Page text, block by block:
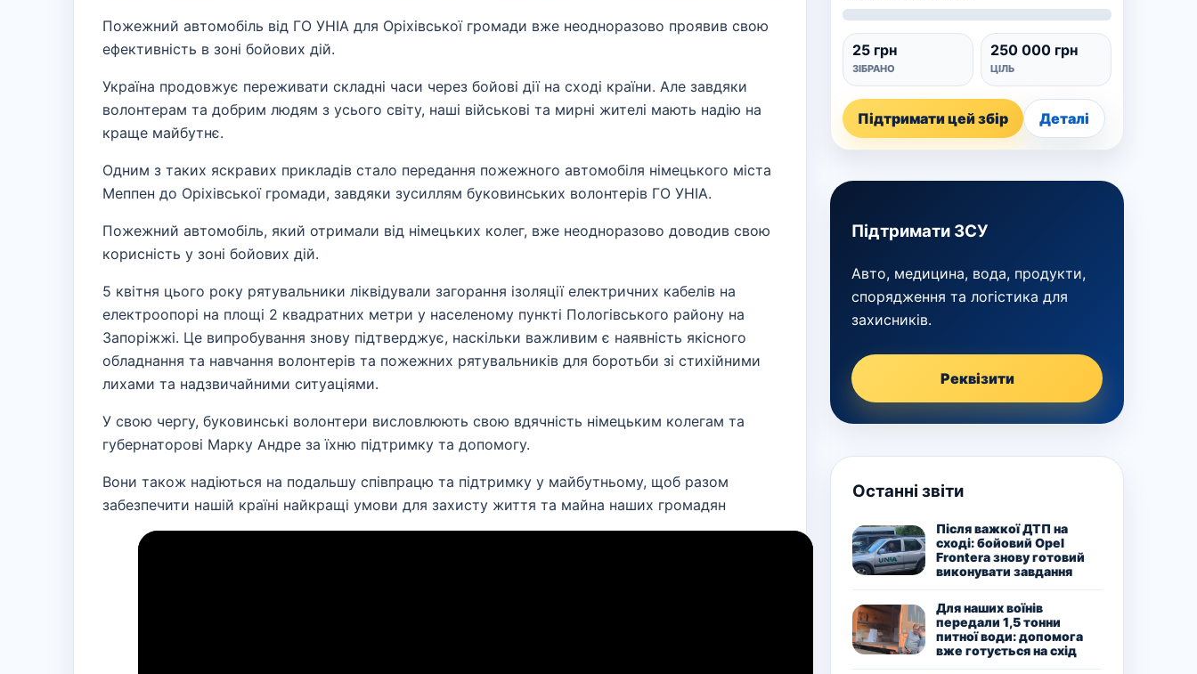
Пожежний автомобіль від ГО УНІА для Оріхівської громади вже неодноразово проявив свою
ефективність в зоні бойових дій.
Україна продовжує переживати складні часи через бойові дії на сході країни. Але завдяки
волонтерам та добрим людям з усього світу, наші військові та мирні жителі мають надію на
краще майбутнє.
Одним з таких яскравих прикладів стало передання пожежного автомобіля німецького міста
Меппен до Оріхівської громади, завдяки зусиллям буковинських волонтерів ГО УНІА.
Пожежний автомобіль, який отримали від німецьких колег, вже неодноразово доводив свою
корисність у зоні бойових дій.
5 квітня цього року рятувальники ліквідували загорання ізоляції електричних кабелів на
електроопорі на площі 2 квадратних метри у населеному пункті Пологівського району на
Запоріжжі. Це випробування знову підтверджує, наскільки важливим є наявність якісного
обладнання та навчання волонтерів та пожежних рятувальників для боротьби зі стихійними
лихами та надзвичайними ситуаціями.
У свою чергу, буковинські волонтери висловлюють свою вдячність німецьким колегам та
губернаторові Марку Андре за їхню підтримку та допомогу.
Вони також надіються на подальшу співпрацю та підтримку у майбутньому, щоб разом
забезпечити нашій країні найкращі умови для захисту життя та майна наших громадян
25 грн
ЗІБРАНО
250 000 грн
ЦІЛЬ
Підтримати цей збір Деталі
Підтримати ЗСУ
Авто, медицина, вода, продукти,
спорядження та логістика для
захисників.
Реквізити
Останні звіти
Після важкої ДТП на
сході: бойовий Opel
Frontera знову готовий
виконувати завдання
Для наших воїнів
передали 1,5 тонни
питної води: допомога
вже готується на схід